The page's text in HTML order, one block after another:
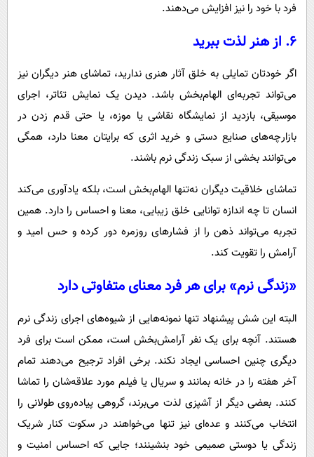
فرد با خود را نیز افزایش می‌دهند.
۶. از هنر لذت ببرید
اگر خودتان تمایلی به خلق آثار هنری ندارید، تماشای هنر دیگران نیز
می‌تواند تجربه‌ای الهام‌بخش باشد. دیدن یک نمایش تئاتر، اجرای
موسیقی، بازدید از نمایشگاه نقاشی یا موزه، یا حتی قدم زدن در
بازارچه‌های صنایع دستی و خرید اثری که برایتان معنا دارد، همگی
می‌توانند بخشی از سبک زندگی نرم باشند.
تماشای خلاقیت دیگران نه‌تنها الهام‌بخش است، بلکه یادآوری می‌کند
انسان تا چه اندازه توانایی خلق زیبایی، معنا و احساس را دارد. همین
تجربه می‌تواند ذهن را از فشارهای روزمره دور کرده و حس امید و
آرامش را تقویت کند.
«زندگی نرم» برای هر فرد معنای متفاوتی دارد
البته این شش پیشنهاد تنها نمونه‌هایی از شیوه‌های اجرای زندگی نرم
هستند. آنچه برای یک نفر آرامش‌بخش است، ممکن است برای فرد
دیگری چنین احساسی ایجاد نکند. برخی افراد ترجیح می‌دهند تمام
آخر هفته را در خانه بمانند و سریال یا فیلم مورد علاقه‌شان را تماشا
کنند. بعضی دیگر از آشپزی لذت می‌برند، گروهی پیاده‌روی طولانی را
انتخاب می‌کنند و عده‌ای نیز تنها می‌خواهند در سکوت کنار شریک
زندگی یا دوستی صمیمی خود بنشینند؛ جایی که احساس امنیت و